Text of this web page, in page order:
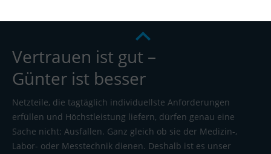
Vertrauen ist gut –
Günter ist besser
Netzteile, die tagtäglich individuellste Anforderungen
erfüllen und Höchstleistung liefern, dürfen genau eine
Sache nicht: Ausfallen. Ganz gleich ob sie der Medizin-,
Labor- oder Messtechnik dienen. Deshalb ist es unser